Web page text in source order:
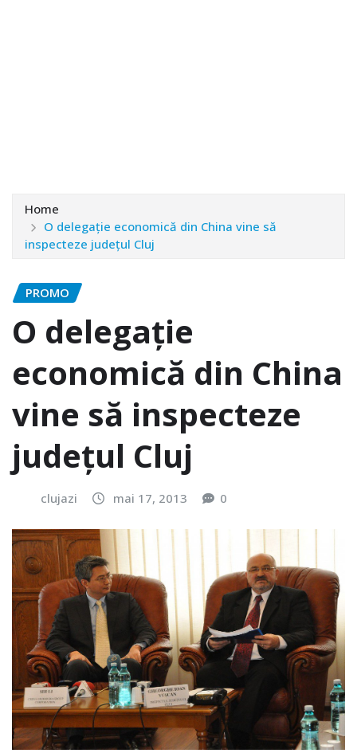
Home
O delegaţie economică din China vine să
inspecteze judeţul Cluj
PROMO
O delegaţie
economică din China
vine să inspecteze
judeţul Cluj
clujazi mai 17, 2013 0